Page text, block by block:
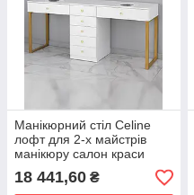
Манікюрний стіл Celine
лофт для 2-х майстрів
манікюру салон краси
подвійний манікюрний стіл
18 441,60 ₴